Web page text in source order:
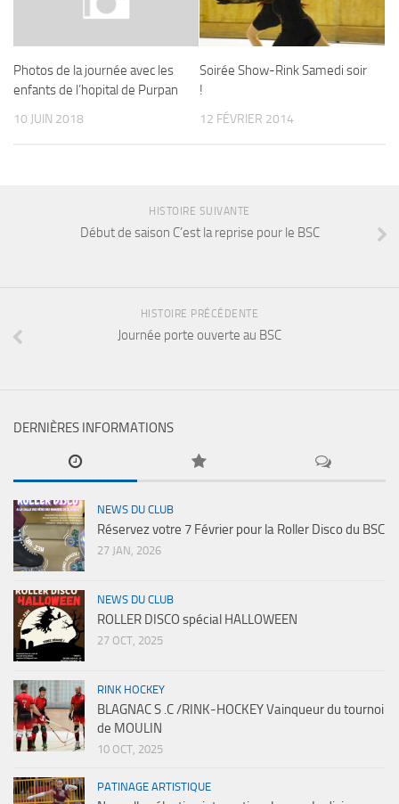
Photos de la journée avec les
enfants de l’hopital de Purpan
10 JUIN 2018
Soirée Show-Rink Samedi soir
!
12 FÉVRIER 2014
HISTOIRE SUIVANTE
Début de saison C’est la reprise pour le BSC
HISTOIRE PRÉCÉDENTE
Journée porte ouverte au BSC
DERNIÈRES INFORMATIONS
NEWS DU CLUB
Réservez votre 7 Février pour la Roller Disco du BSC
27 JAN, 2026
NEWS DU CLUB
ROLLER DISCO spécial HALLOWEEN
27 OCT, 2025
RINK HOCKEY
BLAGNAC S .C /RINK-HOCKEY Vainqueur du tournoi
de MOULIN
10 OCT, 2025
PATINAGE ARTISTIQUE